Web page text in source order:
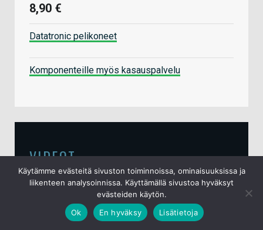
8,90 €
Datatronic pelikoneet
Komponenteille myös kasauspalvelu
VIDEOT
Video: Testissä Audeze Maxwell 2
-pelikuulokkeet
Käytämme evästeitä sivuston toiminnoissa, ominaisuuksissa ja
liikenteen analysoinnissa. Käyttämällä sivustoa hyväksyt
evästeiden käytön.
Ok
En hyväksy Lisätietoja